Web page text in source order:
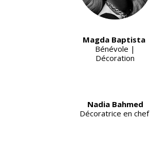
Magda Baptista
Bénévole |
Décoration
Nadia Bahmed
Décoratrice en chef